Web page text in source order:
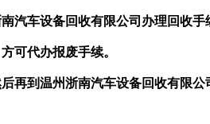
汽车设备回收有限公司办理回收手
可代办报废手续。
到温州浙南汽车设备回收有限公